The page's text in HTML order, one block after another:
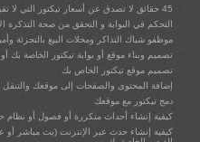
إرسال رسائل البريد الإلكتروني إلى القائمة
المروجين الفرعيين (تتبع الإحالات)
احصل على تقييمات (تجنب التقييمات السيئة)
التكامل بين وسائل التواصل الاجتماعي
تكامل تحليلات جوجل
المستخدمون الحاصلون على إذن خاص:
ومنظمي الأحداث، ووكلاء المبيعات، ومراقبي
استخدم عنوان (عناوين) البريد الإلكتروني @Ticketor.com الخاص بك
الامتثال للقوانين المحلية / قوانين الخصوصية /
دمج تيكتور مع موقع الويب الخاص بك
45 حقائق لا تصدق عن أسعار تيكتور التي لا تقبل المنافسة
التحكم في البوابة و التحقق من صحة التذكرة
موظفو شباك التذاكر ومحلات البيع بالتجزئة
تصميم وبناء موقع أو بوابة تيكتور الخاصة بك
تصميم موقع تيكتور الخاص بك
إضافة المحتوى والصفحات إلى موقعك والتنقل
دمج تيكتور مع موقعك
كيفية إنشاء أحداث متكررة أو فصول أو نظام
كيفية إنشاء حدث عبر الإنترنت (بث مباشر أو